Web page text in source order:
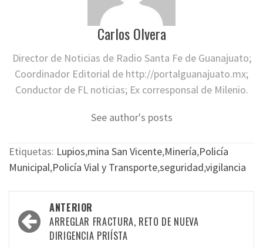
Carlos Olvera
Director de Noticias de Radio Santa Fe de Guanajuato;
Coordinador Editorial de http://portalguanajuato.mx;
Conductor de FL noticias; Ex corresponsal de Milenio.
See author's posts
Etiquetas: Lupios,mina San Vicente,Minería,Policía
Municipal,Policía Vial y Transporte,seguridad,vigilancia
Navegación
por
ANTERIOR
ARREGLAR FRACTURA, RETO DE NUEVA
DIRIGENCIA PRIÍSTA